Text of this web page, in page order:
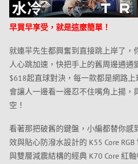
早買早享受，就是這麼簡單！
就連羋先生都興奮到直接跳上岸了
人心跳加速，快把手上的舊周邊通
$618起直球對決，每一款都是網路
會讓人一邊看一邊忍不住嘴角上揚
空！
看著那把破舊的鍵盤，小編都替你感
效與貼心防潑水設計的 K55 Core
與雙層減震結構的經典 K70 Core 紅